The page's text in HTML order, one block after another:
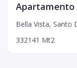
Apartamento
Bella Vista, Santo
332141 Mt2